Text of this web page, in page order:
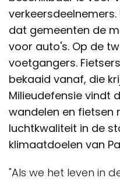
dat gemeenten de
voor auto's. Op de
voetgangers.
bekaaid vanaf, die
Milieudefensie vindt
wandelen en fietsen
luchtkwaliteit in de
klimaatdoelen van
"Als we het leven in